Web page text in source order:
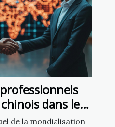
dans le
de la mondialisation